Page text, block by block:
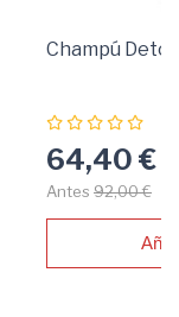
Champú Detox
64,40 €
Antes 92,00 €